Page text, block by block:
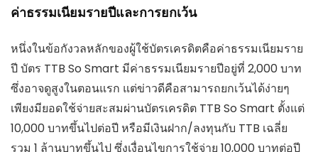
ค่าธรรมเนียมรายปีและการยกเว้น
หนึ่งในข้อกังวลหลักของผู้ใช้บัตรเครดิตคือค่าธรรมเนียมราย
ปี บัตร TTB So Smart มีค่าธรรมเนียมรายปีอยู่ที่ 2,000 บาท
ซึ่งอาจดูสูงในตอนแรก แต่ข่าวดีคือสามารถยกเว้นได้ง่ายๆ
เพียงมียอดใช้จ่ายสะสมผ่านบัตรเครดิต TTB So Smart ตั้งแต่
10,000 บาทขึ้นไปต่อปี หรือมีเงินฝาก/ลงทุนกับ TTB เฉลี่ย
รวม 1 ล้านบาทขึ้นไป ซึ่งเงื่อนไขการใช้จ่าย 10,000 บาทต่อปี